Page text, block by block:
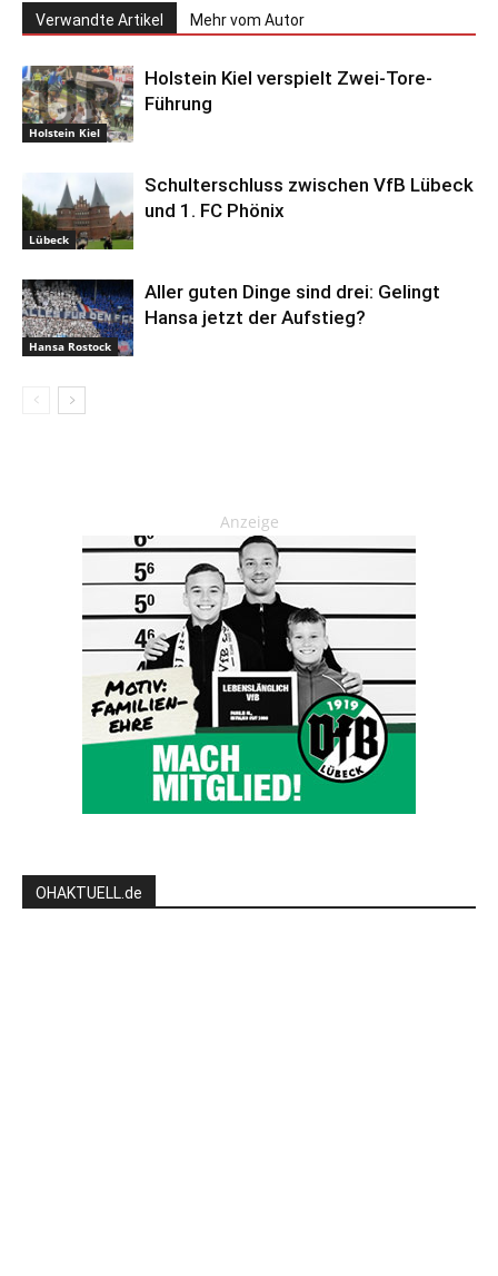
Verwandte Artikel Mehr vom Autor
Holstein Kiel
Holstein Kiel verspielt Zwei-Tore-
Führung
Lübeck
Schulterschluss zwischen VfB Lübeck
und 1. FC Phönix
Hansa Rostock
Aller guten Dinge sind drei: Gelingt
Hansa jetzt der Aufstieg?
Anzeige
OHAKTUELL.de